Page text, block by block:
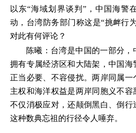
以东“海域划界谈判”，中国海警
动，台湾防务部门称这是“挑衅行
对此有何评论？
陈曦：台湾是中国的一部分
拥有专属经济区和大陆架，中国海
正当必要、不容侵扰。两岸同属
主权和海洋权益是两岸同胞义不
不仅消极应对，还颠倒黑白、倒行
这种数典忘祖的行径令人唾弃。